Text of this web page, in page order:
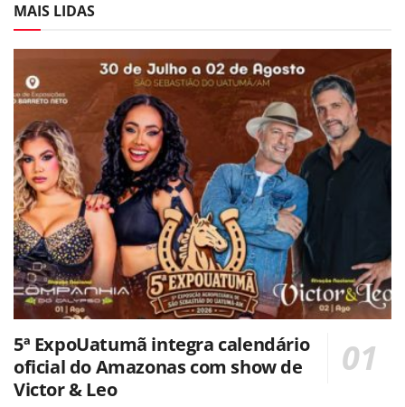
MAIS LIDAS
5ª ExpoUatumã integra calendário
oficial do Amazonas com show de
Victor & Leo